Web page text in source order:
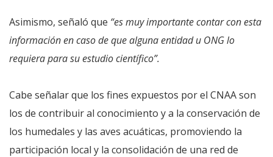
Asimismo, señaló que “es muy importante contar con esta
información en caso de que alguna entidad u ONG lo
requiera para su estudio científico”.
Cabe señalar que los fines expuestos por el CNAA son
los de contribuir al conocimiento y a la conservación de
los humedales y las aves acuáticas, promoviendo la
participación local y la consolidación de una red de